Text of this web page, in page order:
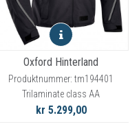
Oxford Hinterland
Produktnummer: tm194401
Trilaminate class AA
kr 5.299,00